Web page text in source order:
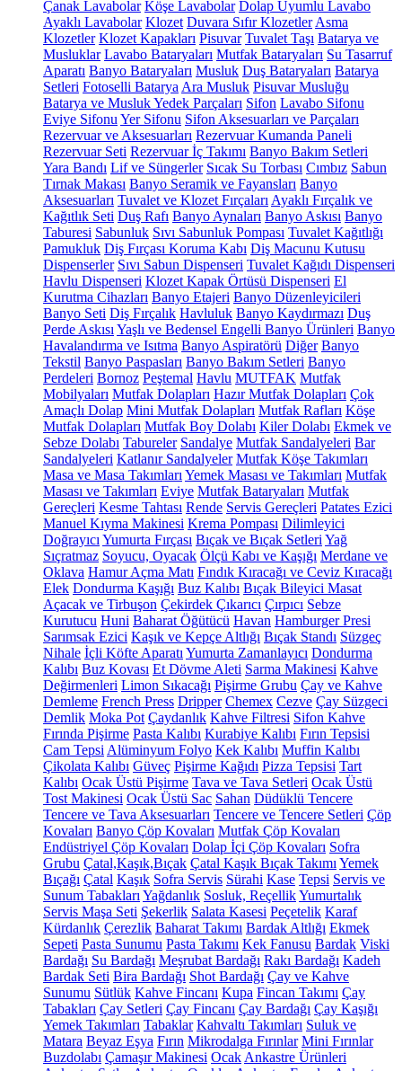
Çanak Lavabolar Köşe Lavabolar Dolap Uyumlu Lavabo
Ayaklı Lavabolar Klozet Duvara Sıfır Klozetler Asma
Klozetler Klozet Kapakları Pisuvar Tuvalet Taşı Batarya ve
Musluklar Lavabo Bataryaları Mutfak Bataryaları Su Tasarruf
Aparatı Banyo Bataryaları Musluk Duş Bataryaları Batarya
Setleri Fotoselli Batarya Ara Musluk Pisuvar Musluğu
Batarya ve Musluk Yedek Parçaları Sifon Lavabo Sifonu
Eviye Sifonu Yer Sifonu Sifon Aksesuarları ve Parçaları
Rezervuar ve Aksesuarları Rezervuar Kumanda Paneli
Rezervuar Seti Rezervuar İç Takımı Banyo Bakım Setleri
Yara Bandı Lif ve Süngerler Sıcak Su Torbası Cımbız Sabun
Tırnak Makası Banyo Seramik ve Fayansları Banyo
Aksesuarları Tuvalet ve Klozet Fırçaları Ayaklı Fırçalık ve
Kağıtlık Seti Duş Rafı Banyo Aynaları Banyo Askısı Banyo
Taburesi Sabunluk Sıvı Sabunluk Pompası Tuvalet Kağıtlığı
Pamukluk Diş Fırçası Koruma Kabı Diş Macunu Kutusu
Dispenserler Sıvı Sabun Dispenseri Tuvalet Kağıdı Dispenseri
Havlu Dispenseri Klozet Kapak Örtüsü Dispenseri El
Kurutma Cihazları Banyo Etajeri Banyo Düzenleyicileri
Banyo Seti Diş Fırçalık Havluluk Banyo Kaydırmazı Duş
Perde Askısı Yaşlı ve Bedensel Engelli Banyo Ürünleri Banyo
Havalandırma ve Isıtma Banyo Aspiratörü Diğer Banyo
Tekstil Banyo Paspasları Banyo Bakım Setleri Banyo
Perdeleri Bornoz Peştemal Havlu MUTFAK Mutfak
Mobilyaları Mutfak Dolapları Hazır Mutfak Dolapları Çok
Amaçlı Dolap Mini Mutfak Dolapları Mutfak Rafları Köşe
Mutfak Dolapları Mutfak Boy Dolabı Kiler Dolabı Ekmek ve
Sebze Dolabı Tabureler Sandalye Mutfak Sandalyeleri Bar
Sandalyeleri Katlanır Sandalyeler Mutfak Köşe Takımları
Masa ve Masa Takımları Yemek Masası ve Takımları Mutfak
Masası ve Takımları Eviye Mutfak Bataryaları Mutfak
Gereçleri Kesme Tahtası Rende Servis Gereçleri Patates Ezici
Manuel Kıyma Makinesi Krema Pompası Dilimleyici
Doğrayıcı Yumurta Fırçası Bıçak ve Bıçak Setleri Yağ
Sıçratmaz Soyucu, Oyacak Ölçü Kabı ve Kaşığı Merdane ve
Oklava Hamur Açma Matı Fındık Kıracağı ve Ceviz Kıracağı
Elek Dondurma Kaşığı Buz Kalıbı Bıçak Bileyici Masat
Açacak ve Tirbuşon Çekirdek Çıkarıcı Çırpıcı Sebze
Kurutucu Huni Baharat Öğütücü Havan Hamburger Presi
Sarımsak Ezici Kaşık ve Kepçe Altlığı Bıçak Standı Süzgeç
Nihale İçli Köfte Aparatı Yumurta Zamanlayıcı Dondurma
Kalıbı Buz Kovası Et Dövme Aleti Sarma Makinesi Kahve
Değirmenleri Limon Sıkacağı Pişirme Grubu Çay ve Kahve
Demleme French Press Dripper Chemex Cezve Çay Süzgeci
Demlik Moka Pot Çaydanlık Kahve Filtresi Sifon Kahve
Fırında Pişirme Pasta Kalıbı Kurabiye Kalıbı Fırın Tepsisi
Cam Tepsi Alüminyum Folyo Kek Kalıbı Muffin Kalıbı
Çikolata Kalıbı Güveç Pişirme Kağıdı Pizza Tepsisi Tart
Kalıbı Ocak Üstü Pişirme Tava ve Tava Setleri Ocak Üstü
Tost Makinesi Ocak Üstü Sac Sahan Düdüklü Tencere
Tencere ve Tava Aksesuarları Tencere ve Tencere Setleri Çöp
Kovaları Banyo Çöp Kovaları Mutfak Çöp Kovaları
Endüstriyel Çöp Kovaları Dolap İçi Çöp Kovaları Sofra
Grubu Çatal,Kaşık,Bıçak Çatal Kaşık Bıçak Takımı Yemek
Bıçağı Çatal Kaşık Sofra Servis Sürahi Kase Tepsi Servis ve
Sunum Tabakları Yağdanlık Sosluk, ReçellikYumurtalık
Servis Maşa Seti Şekerlik Salata Kasesi Peçetelik Karaf
Kürdanlık Çerezlik Baharat Takımı Bardak Altlığı Ekmek
Sepeti Pasta Sunumu Pasta Takımı Kek Fanusu Bardak Viski
Bardağı Su Bardağı Meşrubat Bardağı Rakı Bardağı Kadeh
Bardak Seti Bira Bardağı Shot Bardağı Çay ve Kahve
Sunumu Sütlük Kahve Fincanı Kupa Fincan Takımı Çay
Tabakları Çay Setleri Çay Fincanı Çay Bardağı Çay Kaşığı
Yemek Takımları Tabaklar Kahvaltı Takımları Suluk ve
Matara Beyaz Eşya Fırın Mikrodalga Fırınlar Mini Fırınlar
Buzdolabı Çamaşır Makinesi Ocak Ankastre Ürünleri